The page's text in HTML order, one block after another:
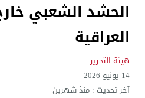
نفوق جماعي”..
الإطاحة بمتهم وفق المادة 4 إرهاب بعد
الحشد الشعبي
العراقية
هيئة التحرير
14 يونيو 2026
آخر تحديث :منذ شهرين